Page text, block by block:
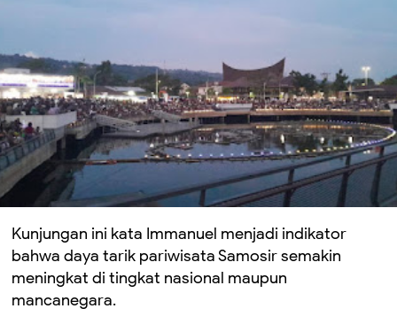
Kunjungan ini kata Immanuel menjadi indikator
bahwa daya tarik pariwisata Samosir semakin
meningkat di tingkat nasional maupun
mancanegara.